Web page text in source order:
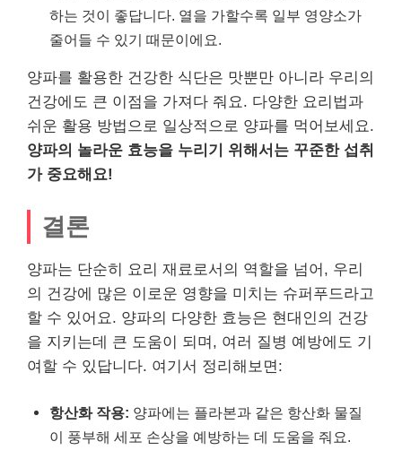
하는 것이 좋답니다. 열을 가할수록 일부 영양소가
줄어들 수 있기 때문이에요.
양파를 활용한 건강한 식단은 맛뿐만 아니라 우리의
건강에도 큰 이점을 가져다 줘요. 다양한 요리법과
쉬운 활용 방법으로 일상적으로 양파를 먹어보세요.
양파의 놀라운 효능을 누리기 위해서는 꾸준한 섭취
가 중요해요!
결론
양파는 단순히 요리 재료로서의 역할을 넘어, 우리
의 건강에 많은 이로운 영향을 미치는 슈퍼푸드라고
할 수 있어요. 양파의 다양한 효능은 현대인의 건강
을 지키는데 큰 도움이 되며, 여러 질병 예방에도 기
여할 수 있답니다. 여기서 정리해보면:
항산화 작용: 양파에는 플라본과 같은 항산화 물질
이 풍부해 세포 손상을 예방하는 데 도움을 줘요.